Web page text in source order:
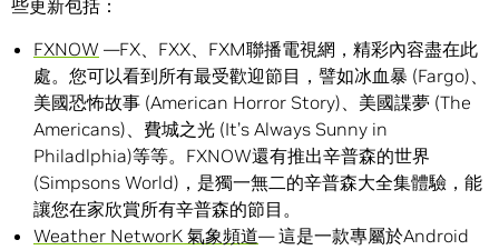
些更新包括：
FXNOW —FX、FXX、FXM聯播電視網，精彩內容盡在此
處。您可以看到所有最受歡迎節目，譬如冰血暴 (Fargo)、
美國恐怖故事 (American Horror Story)、美國諜夢 (The
Americans)、費城之光 (It’s Always Sunny in
Philadlphia)等等。FXNOW還有推出辛普森的世界
(Simpsons World)，是獨一無二的辛普森大全集體驗，能
讓您在家欣賞所有辛普森的節目。
Weather NetworK 氣象頻道— 這是一款專屬於Android